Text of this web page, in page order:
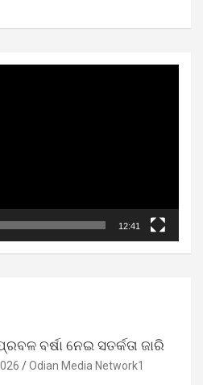
12:41
ବର୍ଷା ନେଇ ସତର୍କତା ଜାରି
Odian Media Network1